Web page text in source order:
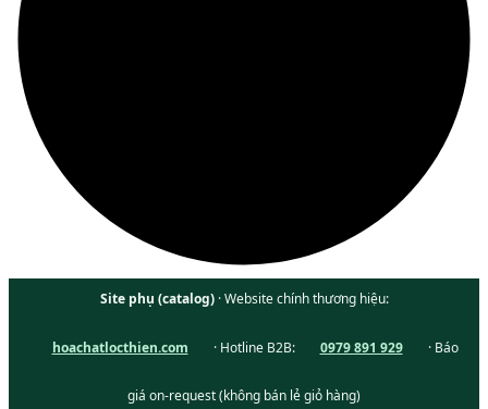
Site phụ (catalog)· Website chính thương hiệu:
hoachatlocthien.com · Hotline B2B: 0979 891 929 · Báo
giá on-request (không bán lẻ giỏ hàng)